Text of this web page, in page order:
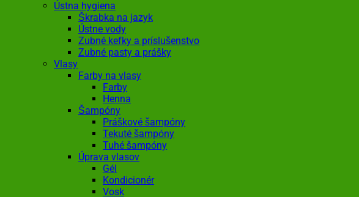
Ústna hygiena
Škrabka na jazyk
Ústne vody
Zubné kefky a príslušenstvo
Zubné pasty a prášky
Vlasy
Farby na vlasy
Farby
Henna
Šampóny
Práškové šampóny
Tekuté šampóny
Tuhé šampóny
Úprava vlasov
Gél
Kondicionér
Vosk